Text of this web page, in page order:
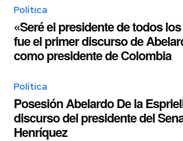
Política
«Seré el presidente de todos
fue el primer discurso de
como presidente de Colombia
Política
Posesión Abelardo De la
discurso del presidente del
Henríquez